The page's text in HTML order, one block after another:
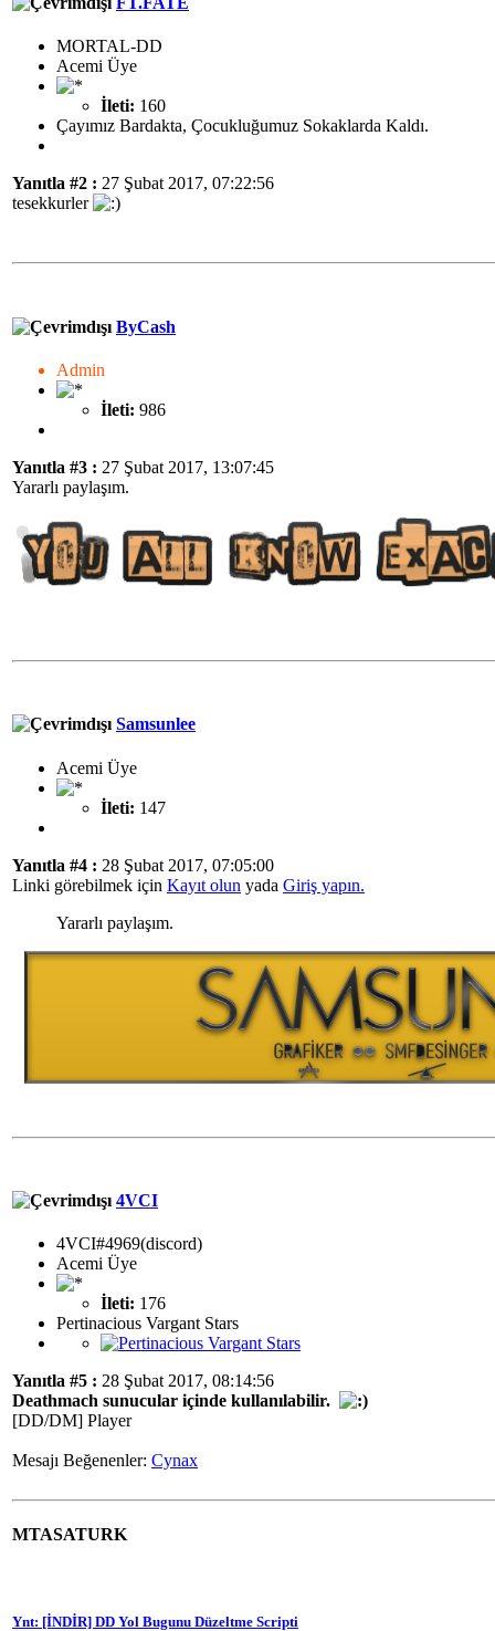
MORTAL-DD
Acemi Üye
İleti: 160
Çayımız Bardakta, Çocukluğumuz Sokaklarda Kaldı.
Yanıtla #2 : 27 Şubat 2017, 07:22:56
tesekkurler
ByCash
Admin
İleti: 986
Yanıtla #3 : 27 Şubat 2017, 13:07:45
Yararlı paylaşım.
Samsunlee
Acemi Üye
İleti: 147
Yanıtla #4 : 28 Şubat 2017, 07:05:00
Linki görebilmek için Kayıt olun yada Giriş yapın.
Yararlı paylaşım.
4VCI
4VCI#4969(discord)
Acemi Üye
İleti: 176
Pertinacious Vargant Stars
Yanıtla #5 : 28 Şubat 2017, 08:14:56
Deathmach sunucular içinde kullanılabilir.
[DD/DM] Player
Mesajı Beğenenler: Cynax
MTASATURK
Ynt: [İNDİR] DD Yol Bugunu Düzeltme Scripti